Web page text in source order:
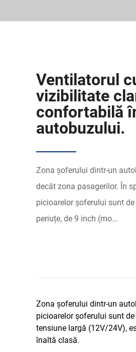
Ventilatorul
vizibilitate
confortabilă
autobuzului.
Zona șoferului dintr-un
decât zona pasagerilor. În
picioarelor șoferului sunt
periuțe, de 9 inch (mo...
Zona șoferului dintr-un
picioarelor șoferului sunt
tensiune largă (12V/24V),
înaltă clasă.